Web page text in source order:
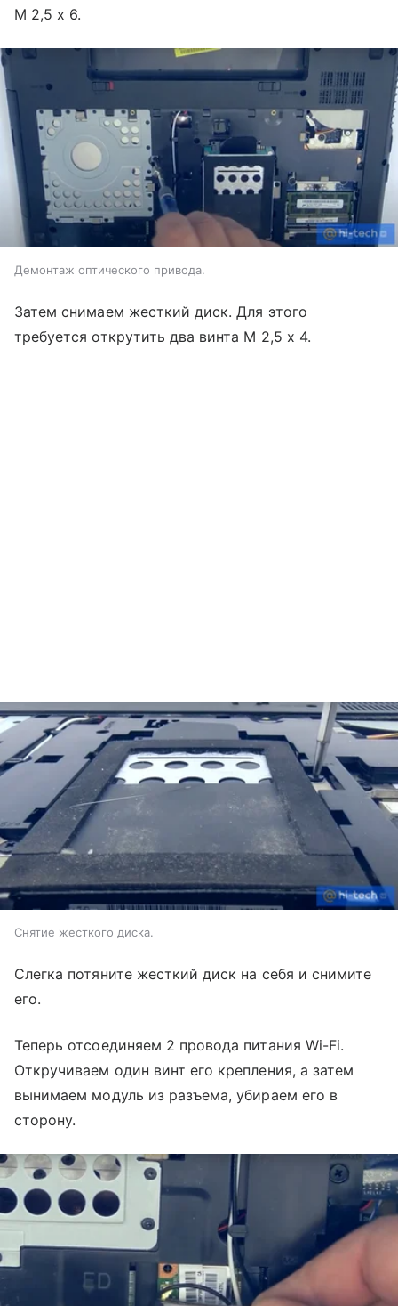
М 2,5 х 6.
Демонтаж оптического привода.
Затем снимаем жесткий диск. Для этого
требуется открутить два винта М 2,5 х 4.
Снятие жесткого диска.
Слегка потяните жесткий диск на себя и снимите
его.
Теперь отсоединяем 2 провода питания Wi-Fi.
Откручиваем один винт его крепления, а затем
вынимаем модуль из разъема, убираем его в
сторону.